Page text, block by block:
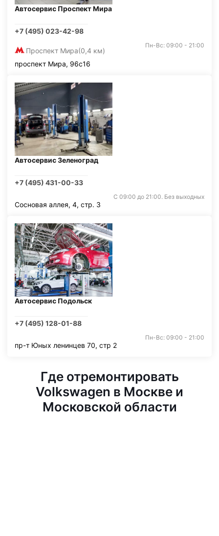
Автосервис Проспект Мира
+7 (495) 023-42-98
Проспект Мира(0,4 км)
Пн-Вс: 09:00 - 21:00
проспект Мира, 96с16
Автосервис Зеленоград
+7 (495) 431-00-33
С 09:00 до 21:00. Без выходных
Сосновая аллея, 4, стр. 3
Автосервис Подольск
+7 (495) 128-01-88
Пн-Вс: 09:00 - 21:00
пр-т Юных ленинцев 70, стр 2
Где отремонтировать
Volkswagen в Москве и
Московской области